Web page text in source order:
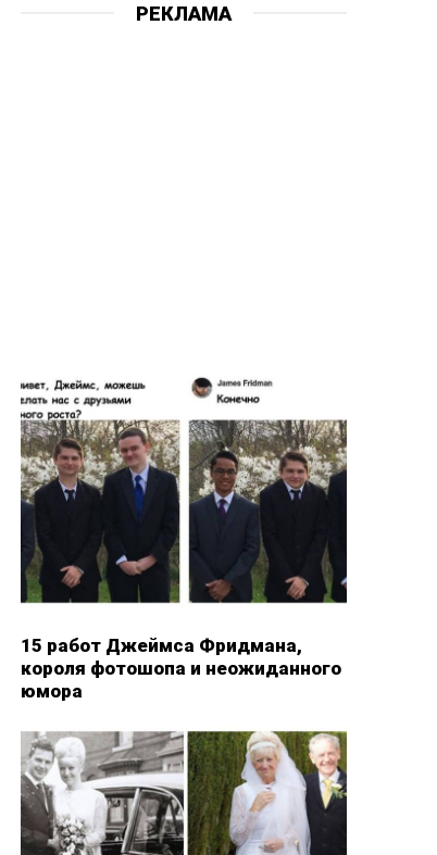
РЕКЛАМА
15 работ Джеймса Фридмана,
короля фотошопа и неожиданного
юмора